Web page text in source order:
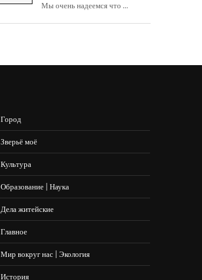
Мы очень надеемся что ...
Город
Зверьё моё
Культура
Образование | Наука
Дела житейские
Главное
Мир вокруг нас | Экология
История